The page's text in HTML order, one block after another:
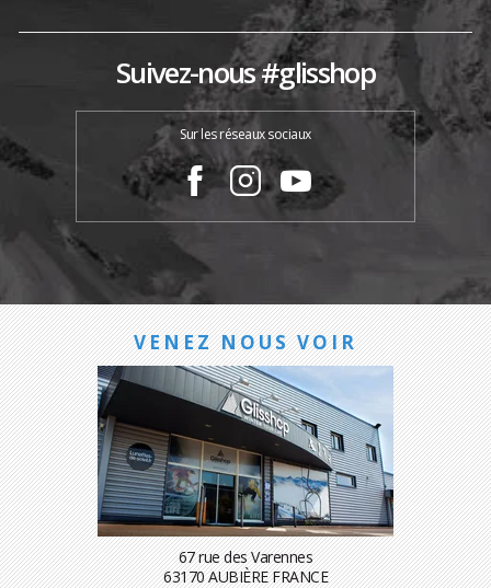
Suivez-nous #glisshop
Sur les réseaux sociaux
VENEZ NOUS VOIR
67 rue des Varennes
63170 AUBIÈRE FRANCE